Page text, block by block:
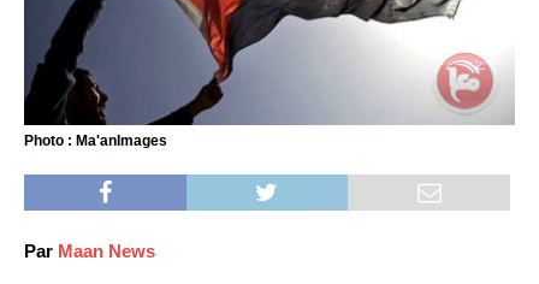
Photo : Ma'anImages
Par Maan News